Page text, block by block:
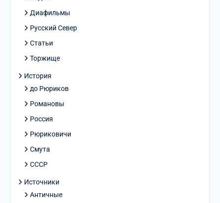
Диафильмы
Русский Север
Статьи
Торжище
История
до Рюриков
Романовы
Россия
Рюриковичи
Смута
СССР
Источники
Античные